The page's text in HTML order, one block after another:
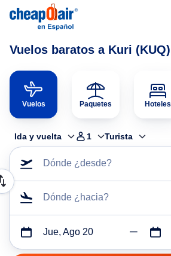
Vuelos baratos a Kuri (KUQ)
Vuelos Paquetes Hoteles
Ida y vuelta 1 Turista
Dónde ¿desde?
Dónde ¿hacia?
Jue, Ago 20